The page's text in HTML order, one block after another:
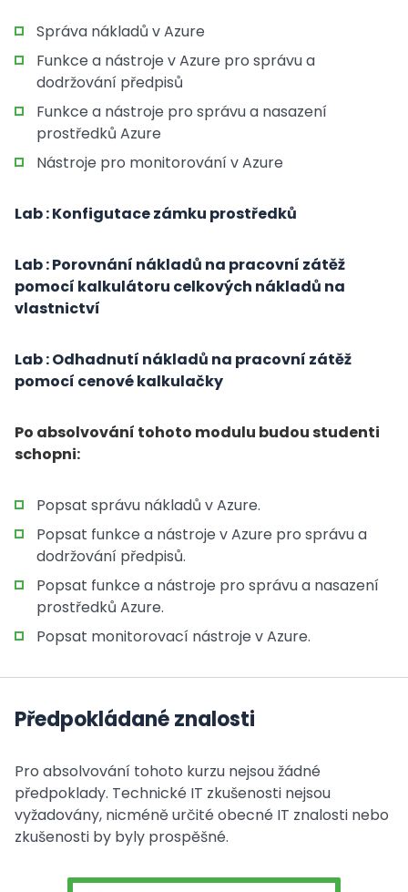
Správa nákladů v Azure
Funkce a nástroje v Azure pro správu a
dodržování předpisů
Funkce a nástroje pro správu a nasazení
prostředků Azure
Nástroje pro monitorování v Azure
Lab : Konfigutace zámku prostředků
Lab : Porovnání nákladů na pracovní zátěž
pomocí kalkulátoru celkových nákladů na
vlastnictví
Lab : Odhadnutí nákladů na pracovní zátěž
pomocí cenové kalkulačky
Po absolvování tohoto modulu budou studenti
schopni:
Popsat správu nákladů v Azure.
Popsat funkce a nástroje v Azure pro správu a
dodržování předpisů.
Popsat funkce a nástroje pro správu a nasazení
prostředků Azure.
Popsat monitorovací nástroje v Azure.
Předpokládané znalosti
Pro absolvování tohoto kurzu nejsou žádné
předpoklady. Technické IT zkušenosti nejsou
vyžadovány, nicméně určité obecné IT znalosti nebo
zkušenosti by byly prospěšné.